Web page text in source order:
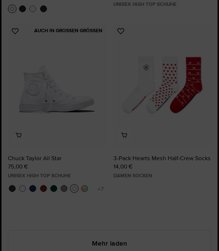
UNISEX HIGH TOP SCHUHE
AUCH IN GROSSEN GRÖSSEN
Zu
Chuck Taylor All Star
75,00 €
UNISEX HIGH TOP SCHUHE
Zu
3-Pack Hearts Mesh Half-Crew Socks
14,00 €
DAMEN SOCKEN
Mehr laden